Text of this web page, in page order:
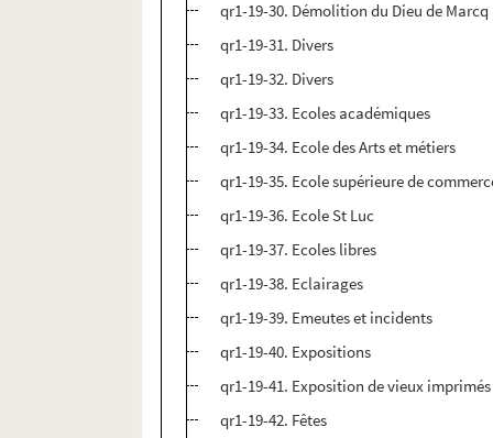
qr1-19-30. Démolition du Dieu de Marcq
qr1-19-31. Divers
qr1-19-32. Divers
qr1-19-33. Ecoles académiques
qr1-19-34. Ecole des Arts et métiers
qr1-19-35. Ecole supérieure de
qr1-19-36. Ecole St Luc
qr1-19-37. Ecoles libres
qr1-19-38. Eclairages
qr1-19-39. Emeutes et incidents
qr1-19-40. Expositions
qr1-19-41. Exposition de vieux imprimés
qr1-19-42. Fêtes